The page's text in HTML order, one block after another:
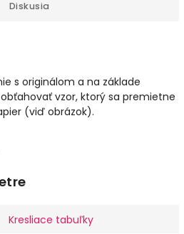
Diskusia
s originálom a na základe
vzor, ktorý sa premietne
(viď obrázok).
Kresliace tabuľky